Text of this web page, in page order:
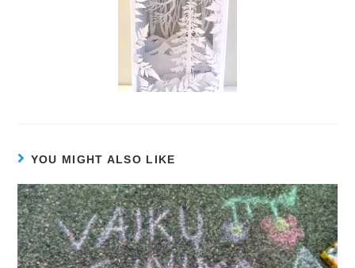
YOU MIGHT ALSO LIKE